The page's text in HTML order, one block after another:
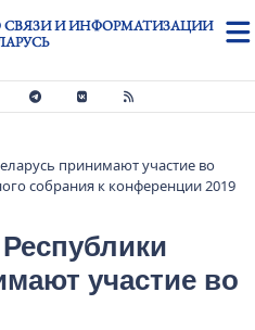
И ИНФОРМАТИЗАЦИИ
принимают участие во
собрания к конференции 2019
участие во